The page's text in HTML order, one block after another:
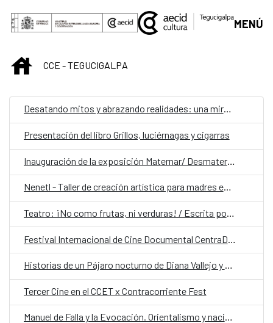
Saltar al contenido principal
MENÚ
INICIOCCE - TEGUCIGALPA
Desatando mitos y abrazando realidades: una mirada empática a la lactancia y la maternidad
Presentación del libro Grillos, luciérnagas y cigarras
Inauguración de la exposición Maternar/ Desmaternar. Entre el cuido y la ausencia.
Nenetl - Taller de creación artística para madres en duelo gestacional, perinatal y neonatal
Teatro: ¡No como frutas, ni verduras! / Escrita por Heber Villatoro/ Dirección Ana Barrientos
Historias de un Pájaro nocturno de Diana Vallejo y Peregrinaje de Argentina Díaz Lozano
Tercer Cine en el CCET x Contracorriente Fest
Manuel de Falla y la Evocación. Orientalismo y nacionalismo: recital para violín y piano